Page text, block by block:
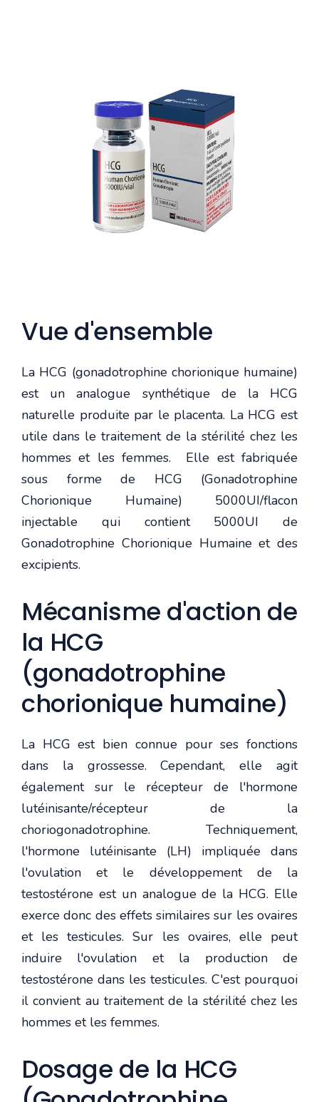
Vue d'ensemble
La HCG (gonadotrophine chorionique humaine)
est un analogue synthétique de la HCG
naturelle produite par le placenta. La HCG est
utile dans le traitement de la stérilité chez les
hommes et les femmes. Elle est fabriquée
sous forme de HCG (Gonadotrophine
Chorionique Humaine) 5000UI/flacon
injectable qui contient 5000UI de
Gonadotrophine Chorionique Humaine et des
excipients.
Mécanisme d'action de
la HCG
(gonadotrophine
chorionique humaine)
La HCG est bien connue pour ses fonctions
dans la grossesse. Cependant, elle agit
également sur le récepteur de l'hormone
lutéinisante/récepteur de la
choriogonadotrophine. Techniquement,
l'hormone lutéinisante (LH) impliquée dans
l'ovulation et le développement de la
testostérone est un analogue de la HCG. Elle
exerce donc des effets similaires sur les ovaires
et les testicules. Sur les ovaires, elle peut
induire l'ovulation et la production de
testostérone dans les testicules. C'est pourquoi
il convient au traitement de la stérilité chez les
hommes et les femmes.
Dosage de la HCG